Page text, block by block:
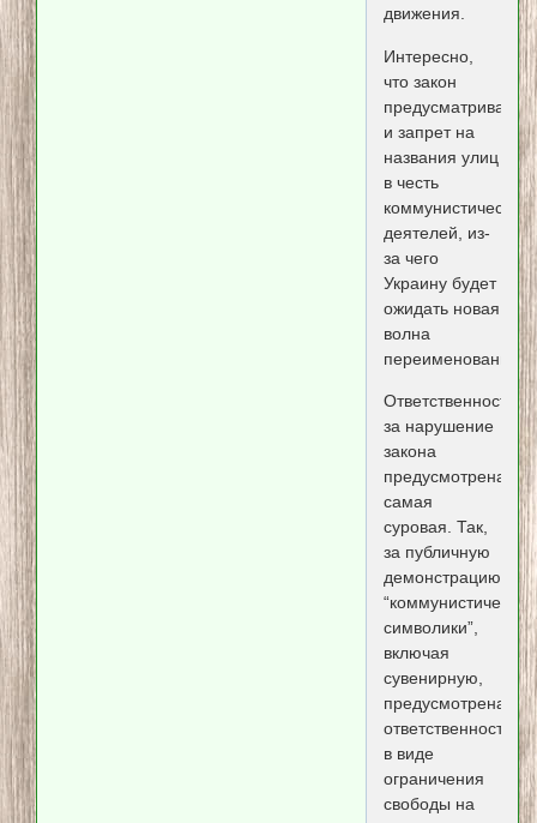
движения.
Интересно,
что закон
предусматривает
и запрет на
названия улиц
в честь
коммунистических
деятелей, из-
за чего
Украину будет
ожидать новая
волна
переименований.
Ответственность
за нарушение
закона
предусмотрена
самая
суровая. Так,
за публичную
демонстрацию
“коммунистической
символики”,
включая
сувенирную,
предусмотрена
ответственность
в виде
ограничения
свободы на